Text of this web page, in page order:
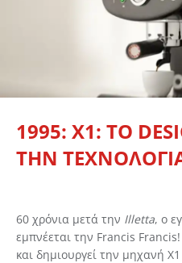
1995: X1: ΤΟ
ΤΗΝ
60 χρόνια μετά την Illetta, ο
εμπνέεται την Francis Francis!
και δημιουργεί την μηχανή